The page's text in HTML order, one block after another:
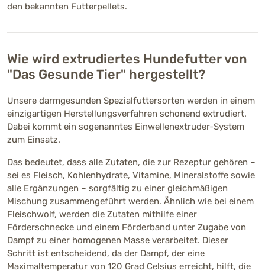
den bekannten Futterpellets.
Wie wird extrudiertes Hundefutter von
"Das Gesunde Tier" hergestellt?
Unsere darmgesunden Spezialfuttersorten werden in einem
einzigartigen Herstellungsverfahren schonend extrudiert.
Dabei kommt ein sogenanntes Einwellenextruder-System
zum Einsatz.
Das bedeutet, dass alle Zutaten, die zur Rezeptur gehören –
sei es Fleisch, Kohlenhydrate, Vitamine, Mineralstoffe sowie
alle Ergänzungen – sorgfältig zu einer gleichmäßigen
Mischung zusammengeführt werden. Ähnlich wie bei einem
Fleischwolf, werden die Zutaten mithilfe einer
Förderschnecke und einem Förderband unter Zugabe von
Dampf zu einer homogenen Masse verarbeitet. Dieser
Schritt ist entscheidend, da der Dampf, der eine
Maximaltemperatur von 120 Grad Celsius erreicht, hilft, die